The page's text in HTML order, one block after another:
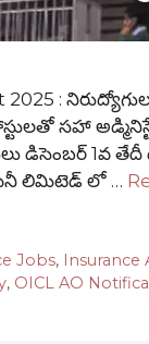
2025 :
సహా
డిసెంబర్ 1వ
లిమిటెడ్ లో …
Jobs, Insurance
, OICL AO